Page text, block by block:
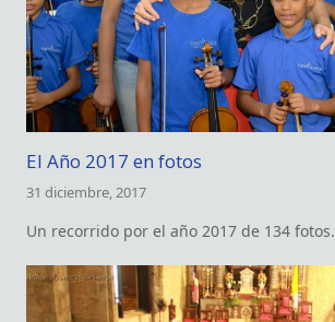
El Año 2017 en fotos
31 diciembre, 2017
Un recorrido por el año 2017 de 134 fotos.